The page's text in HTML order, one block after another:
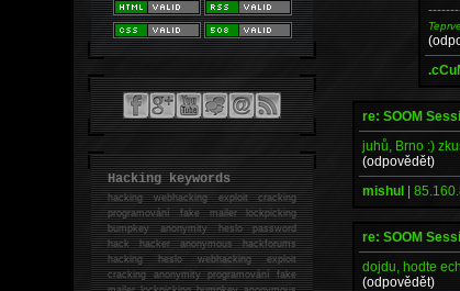
re: SOOM
juhů, Brno :)
(odpovědět)
mishul |
re: SOOM
dojdu, hodte
(odpovědět)
Hacking keywords
hackingwebhacking exploit cracking
programování fake mailer lockpicking
bumpkey anonymity heslo password
hackhacker anonymous hackforums
hackingheslo webhacking exploit
cracking anonymity programování fake